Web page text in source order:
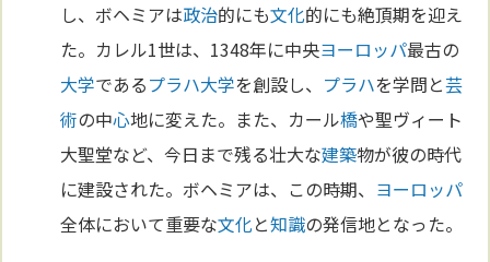
し、ボヘミアは政治的にも文化的にも絶頂期を迎え
た。カレル1世は、1348年に中央ヨーロッパ最古の
大学であるプラハ大学を創設し、 プラハを学問と芸
術の中心地に変えた。また、カール橋や聖ヴィート
大聖堂など、今日まで残る壮大な建築物が彼の時代
に建設された。ボヘミアは、この時期、 ヨーロッパ
全体において重要な文化と知識の発信地となった。